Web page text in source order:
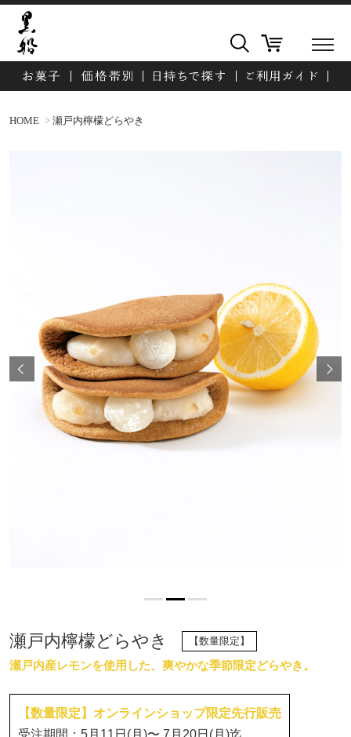
HOME 瀬戸内檸檬どらやき
瀬戸内檸檬どらやき 【数量限定】
瀬戸内産レモンを使用した、爽やかな季節限定どらやき。
【数量限定】オンラインショップ限定先行販売